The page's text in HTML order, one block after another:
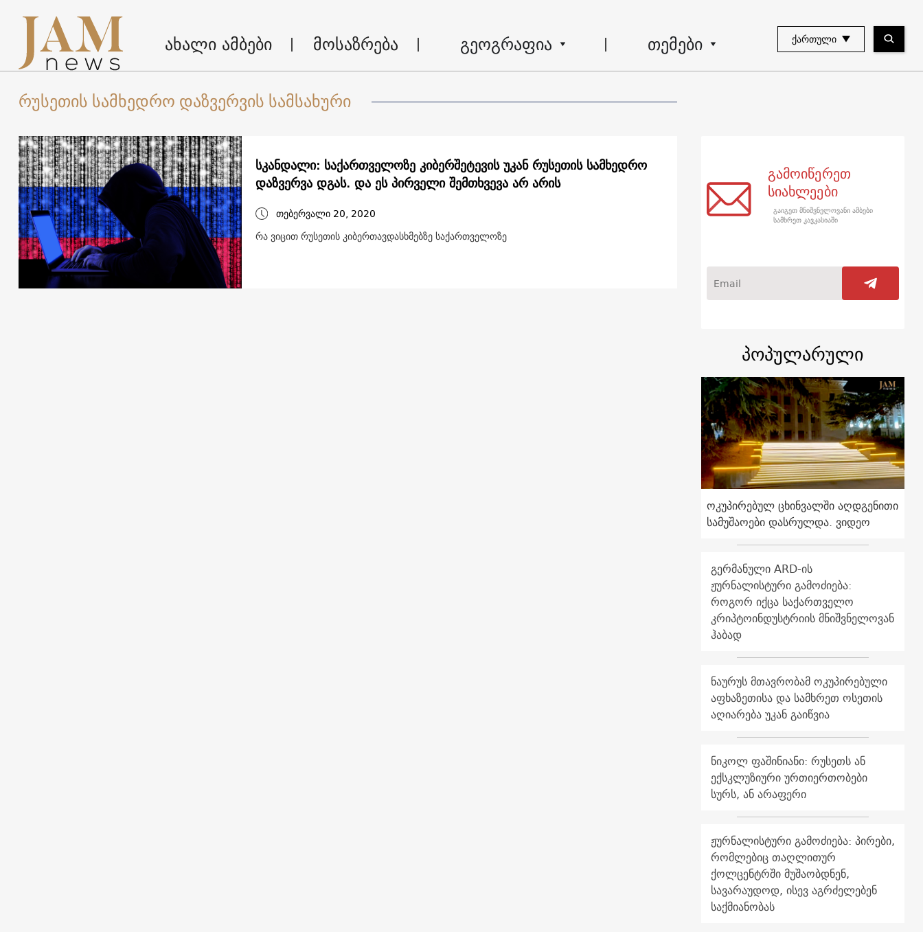
ახალი ამბები მოსაზრება გეოგრაფია თემები ᲥᲐᲠᲗᲣᲚᲘ
რუსეთის სამხედრო დაზვერვის სამსახური
სკანდალი: საქართველოზე კიბერშეტევის უკან რუსეთის სამხედრო
დაზვერვა დგას. და ეს პირველი შემთხვევა არ არის
თებერვალი 20, 2020
რა ვიცით რუსეთის კიბერთავდასხმებზე საქართველოზე
გამოიწერეთ
სიახლეები
გაიგეთ მნიშვნელოვანი ამბები
სამხრეთ კავკასიაში
პოპულარული
ოკუპირებულ ცხინვალში აღდგენითი
სამუშაოები დასრულდა. ვიდეო
გერმანული ARD-ის
ჟურნალისტური გამოძიება:
როგორ იქცა საქართველო
კრიპტოინდუსტრიის მნიშვნელოვან
ჰაბად
ნაურუს მთავრობამ ოკუპირებული
აფხაზეთისა და სამხრეთ ოსეთის
აღიარება უკან გაიწვია
ნიკოლ ფაშინიანი: რუსეთს ან
ექსკლუზიური ურთიერთობები
სურს, ან არაფერი
ჟურნალისტური გამოძიება: პირები,
რომლებიც თაღლითურ
ქოლცენტრში მუშაობდნენ,
სავარაუდოდ, ისევ აგრძელებენ
საქმიანობას